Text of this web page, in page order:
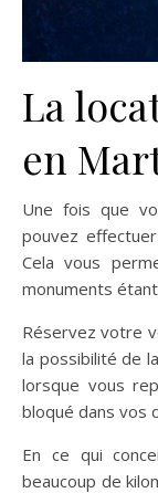
La
en
Une fois que
pouvez
Cela vous
monuments étant
Réservez votre
la possibilité de
lorsque vous
bloqué dans vos
En ce qui
beaucoup de